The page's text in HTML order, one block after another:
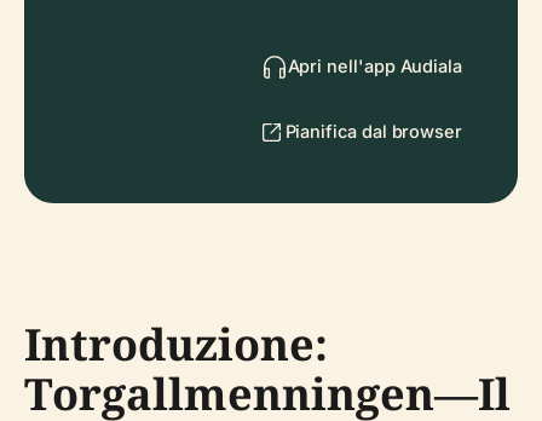
Apri nell'app Audiala
Pianifica dal browser
Introduzione:
Torgallmenningen—Il